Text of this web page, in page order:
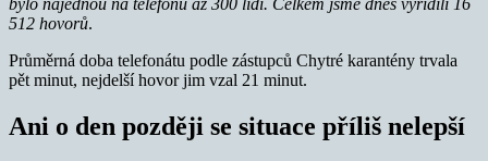
512 hovorů.
Průměrná doba telefonátu podle zástupců Chytré karantény trvala
pět minut, nejdelší hovor jim vzal 21 minut.
Ani o den později se situace příliš nelepší